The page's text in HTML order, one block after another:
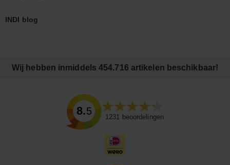
INDI blog
Wij hebben inmiddels 454.716 artikelen beschikbaar!
8.5
1231 beoordelingen